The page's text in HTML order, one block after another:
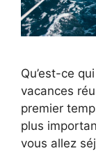
Qu’est-ce
vacances
premier
plus
vous allez